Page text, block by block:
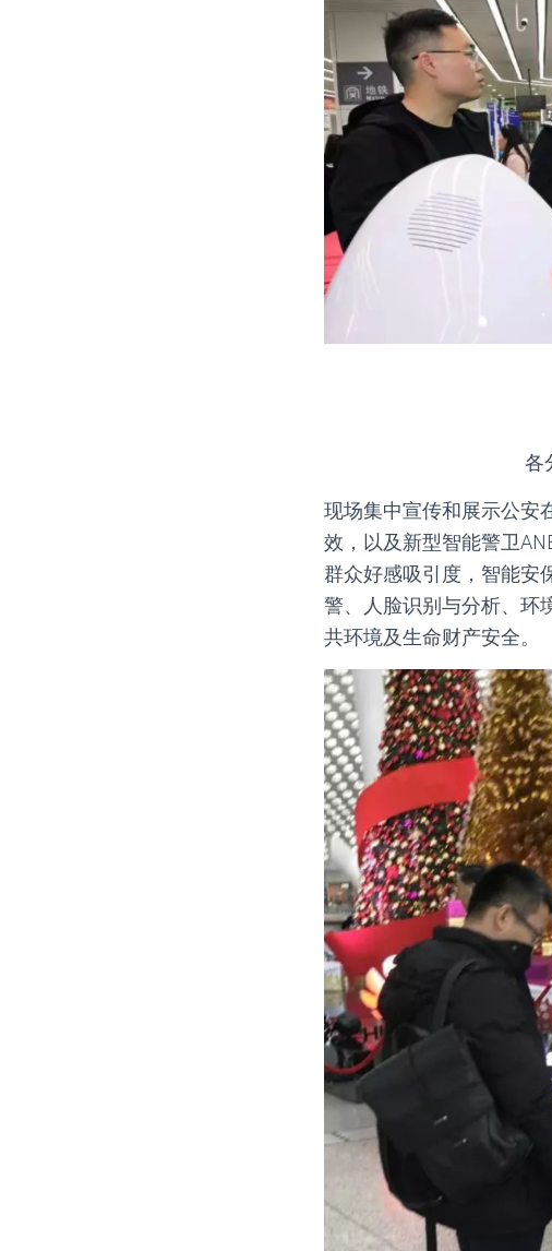
各
现场集中宣传和展示公安
效，以及新型智能警卫
群众好感吸引度，智能安
警、人脸识别与分析、环
共环境及生命财产安全。